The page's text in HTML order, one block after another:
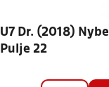
U7 Dr. (2018)
Pulje 22